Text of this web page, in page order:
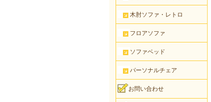
木肘ソファ・レトロ
フロアソファ
ソファベッド
パーソナルチェア
お問い合わせ